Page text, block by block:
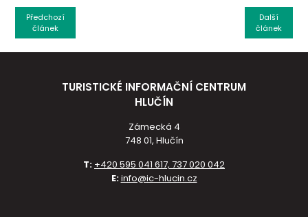
Další
článek
Předchozí
článek
TURISTICKÉ INFORMAČNÍ CENTRUM
HLUČÍN
Zámecká 4
748 01, Hlučín
T: +420 595 041 617, 737 020 042
E:info@ic-hlucin.cz